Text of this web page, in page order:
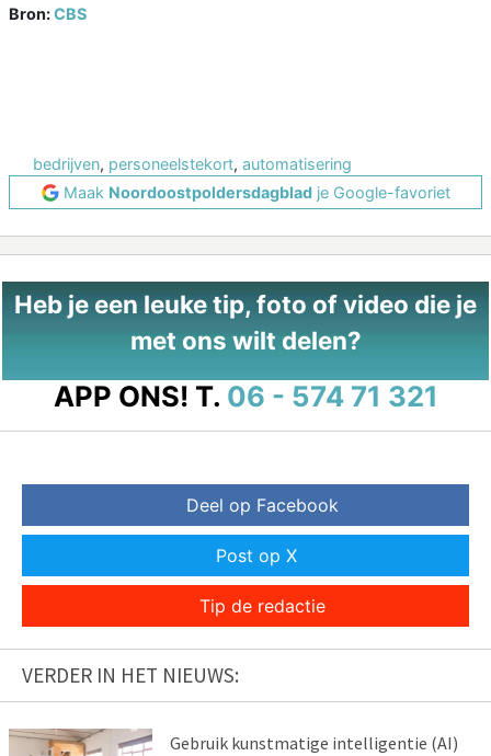
Bron:CBS
bedrijven, personeelstekort, automatisering
Maak Noordoostpoldersdagbladje Google-favoriet
Heb je een leuke tip, foto of video die je
met ons wilt delen?
APP ONS! T. 06 - 574 71 321
Deel op Facebook
Post op X
Tip de redactie
VERDER IN HET NIEUWS:
Gebruik kunstmatige intelligentie (AI)